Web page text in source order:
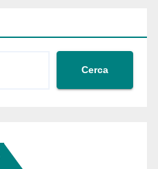
Cerca